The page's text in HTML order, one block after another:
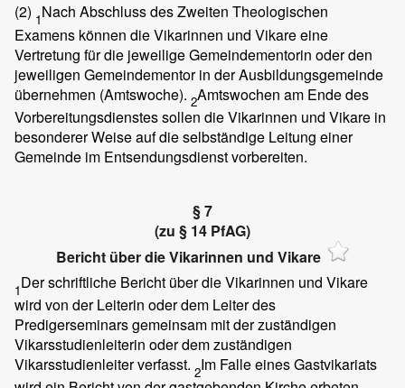
(2) 1Nach Abschluss des Zweiten Theologischen
Examens können die Vikarinnen und Vikare eine
Vertretung für die jeweilige Gemeindementorin oder den
jeweiligen Gemeindementor in der Ausbildungsgemeinde
übernehmen (Amtswoche). 2Amtswochen am Ende des
Vorbereitungsdienstes sollen die Vikarinnen und Vikare in
besonderer Weise auf die selbständige Leitung einer
Gemeinde im Entsendungsdienst vorbereiten.
§ 7
(zu § 14 PfAG)
Bericht über die Vikarinnen und Vikare
1Der schriftliche Bericht über die Vikarinnen und Vikare
wird von der Leiterin oder dem Leiter des
Predigerseminars gemeinsam mit der zuständigen
Vikarsstudienleiterin oder dem zuständigen
Vikarsstudienleiter verfasst. 2Im Falle eines Gastvikariats